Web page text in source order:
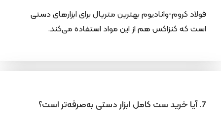
فولاد کروم-وانادیوم بهترین متریال برای ابزارهای دستی
است که کنزاکس هم از این مواد استفاده می‌کند.
7. آیا خرید ست کامل ابزار دستی به‌صرفه‌تر است؟